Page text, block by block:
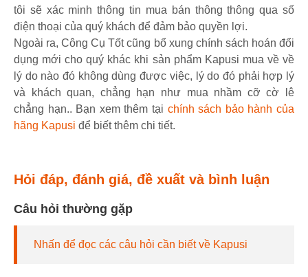
tôi sẽ xác minh thông tin mua bán thông thông qua số
điện thoại của quý khách để đảm bảo quyền lợi.
Ngoài ra, Công Cụ Tốt cũng bổ xung chính sách hoán đổi
dụng mới cho quý khác khi sản phẩm Kapusi mua về về
lý do nào đó không dùng được việc, lý do đó phải hợp lý
và khách quan, chẳng hạn như mua nhầm cỡ cờ lê
chẳng hạn.. Bạn xem thêm tại chính sách bảo hành của
hãng Kapusi để biết thêm chi tiết.
Hỏi đáp, đánh giá, đề xuất và bình luận
Câu hỏi thường gặp
Nhấn để đọc các câu hỏi cần biết về Kapusi